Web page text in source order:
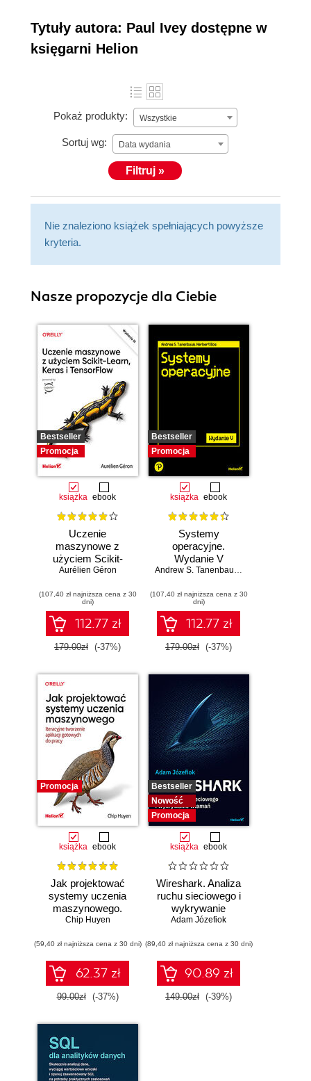
area of the UK.
Tytuły autora: Paul Ivey dostępne w
księgarni Helion
Pokaż produkty: Wszystkie
Sortuj wg: Data wydania
Filtruj »
Nie znaleziono książek spełniających powyższe
kryteria.
Nasze propozycje dla Ciebie
Bestseller
Promocja
książka ebook
Uczenie
maszynowe z
użyciem Scikit-
Learn, Keras i
Wydanie III
Aurélien Géron
(107,40 zł najniższa cena z 30
dni)
112.77 zł
179.00zł (-37%)
Bestseller
Promocja
książka ebook
Systemy
operacyjne.
Wydanie V
Andrew S. Tanenbaum,
(107,40 zł najniższa cena z 30
dni)
112.77 zł
179.00zł (-37%)
Promocja
książka ebook
Jak projektować
systemy uczenia
maszynowego.
Iteracyjne
gotowych do pracy
Chip Huyen
(59,40 zł najniższa cena z 30 dni)
62.37 zł
99.00zł (-37%)
Bestseller
Nowość
Promocja
książka ebook
Wireshark. Analiza
ruchu sieciowego i
wykrywanie
włamań
Adam Józefiok
(89,40 zł najniższa cena z 30 dni)
90.89 zł
149.00zł (-39%)